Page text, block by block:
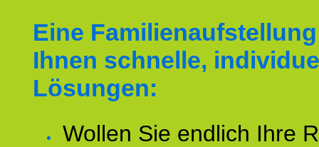
Eine
Ihnen schnelle,
Lösungen:
Wollen Sie endlich Ihre